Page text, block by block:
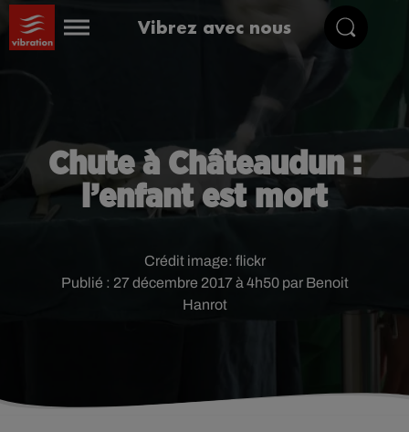
Vibrez avec nous
Chute à Châteaudun :
l’enfant est mort
Publié : 27 décembre 2017 à 4h50 par Benoit
Hanrot
Crédit image: flickr